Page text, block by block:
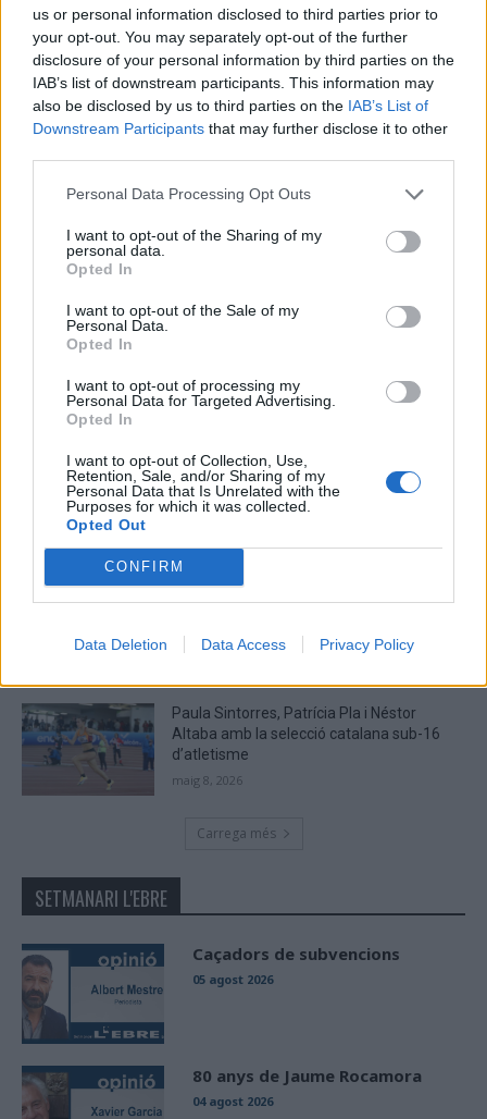
us or personal information disclosed to third parties prior to
your opt-out. You may separately opt-out of the further
disclosure of your personal information by third parties on the
IAB’s list of downstream participants. This information may
also be disclosed by us to third parties on the IAB’s List of
Downstream Participants that may further disclose it to other
Personal Data Processing Opt Outs
I want to opt-out of the Sharing of my
personal data.
Opted In
I want to opt-out of the Sale of my
Personal Data.
Opted In
I want to opt-out of processing my
Personal Data for Targeted Advertising.
Opted In
I want to opt-out of Collection, Use,
Retention, Sale, and/or Sharing of my
Personal Data that Is Unrelated with the
Purposes for which it was collected.
Opted Out
CONFIRM
Data Deletion Data Access Privacy Policy
Deseu el meu nom, el correu electrònic i el lloc web en
aquest navegador per a la propera vegada que comenti.
Captcha6 - 4 = ?
Please
enter
ÚLTIMES NOTÍCIES
maig 9, 2026
Campredó acull la quarta prova dels
Argilers diumenge 10 de maig amb dos
recorreguts
El Cantaires amb baixes rep al CB
Viladecans en el tram decisiu de la lliga
maig 9, 2026
Paula Sintorres, Patrícia Pla i Néstor
Altaba amb la selecció catalana sub-16
d’atletisme
maig 8, 2026
Carrega més
SETMANARI L'EBRE
Caçadors de subvencions
05 agost 2026
80 anys de Jaume Rocamora
04 agost 2026